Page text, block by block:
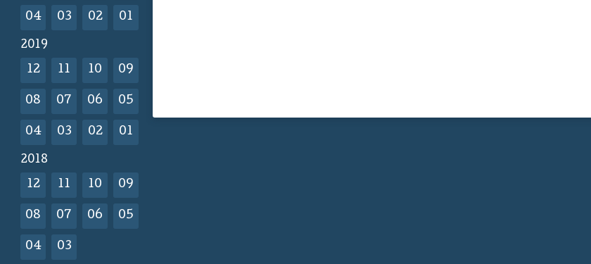
04 03 02 01
2019
12 11 10 09
08 07 06 05
04 03 02 01
2018
12 11 10 09
08 07 06 05
04 03